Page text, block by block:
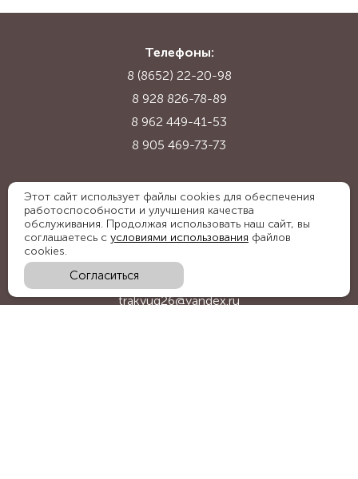
Телефоны:
8 (8652) 22-20-98
8 928 826-78-89
8 962 449-41-53
8 905 469-73-73
Адрес:
Ставропольский край, с. Надежда,
ул. Промышленная, 1Б
trakyug26@yandex.ru
Этот сайт использует файлы cookies для обеспечения
работоспособности и улучшения качества
обслуживания. Продолжая использовать наш сайт, вы
соглашаетесь с условиями использования файлов
cookies.
Согласиться